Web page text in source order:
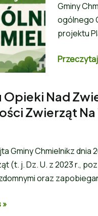
Gminy
ogólnego
projektu
Nad
Zwierząt Na
Gminy Chmielnikz
(t. j. Dz. U. z 2023 r.,
oraz
»
Publicznej
- Platforma dla osób